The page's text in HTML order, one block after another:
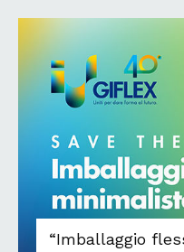
“Imballaggio